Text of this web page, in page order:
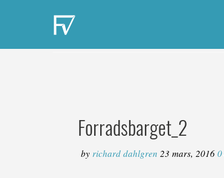
Forradsbarget_2
byrichard dahlgren23 mars, 2016